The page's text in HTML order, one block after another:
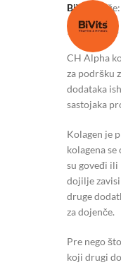
BiVits
kaže:
28/11/2023
CH Alpha
za podršku
dodataka
sastojaka
Kolagen je
kolagena
su goveđi ili
dojilje
druge
za dojenče.
Pre nego
koji drugi